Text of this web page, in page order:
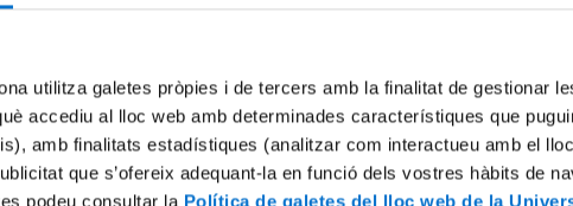
utilitza galetes pròpies i de tercers amb la finalitat de gestionar
accediu al lloc web amb determinades característiques que
amb finalitats estadístiques (analitzar com interactueu amb el
que s’ofereix adequant-la en funció dels vostres hàbits de
podeu consultar la Política de galetes del lloc web de la